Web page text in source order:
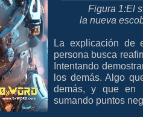
Figura 1:El
la nueva
La explicación de
persona busca
Intentando
los demás. Algo
demás, y que en
sumando puntos